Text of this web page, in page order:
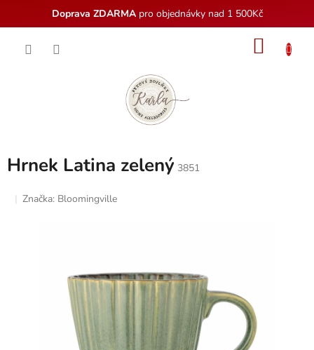
Doprava ZDARMApro objednávky nad 1 500Kč
Hrnek Latina zelený 3851
Značka: Bloomingville